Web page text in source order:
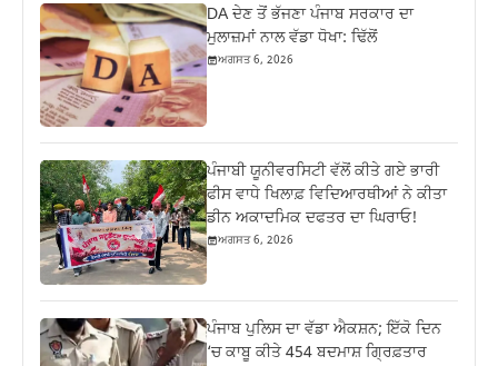
DA ਦੇਣ‌ ਤੋਂ ਭੱਜਣਾ ਪੰਜਾਬ ਸਰਕਾਰ ਦਾ
ਮੁਲਾਜ਼ਮਾਂ ਨਾਲ ਵੱਡਾ ਧੋਖਾ: ਢਿੱਲੋਂ
ਅਗਸਤ 6, 2026
ਪੰਜਾਬੀ ਯੂਨੀਵਰਸਿਟੀ ਵੱਲੋਂ ਕੀਤੇ ਗਏ ਭਾਰੀ
ਫੀਸ ਵਾਧੇ ਖਿਲਾਫ਼ ਵਿਦਿਆਰਥੀਆਂ ਨੇ ਕੀਤਾ
ਡੀਨ ਅਕਾਦਮਿਕ ਦਫਤਰ ਦਾ ਘਿਰਾਓ!
ਅਗਸਤ 6, 2026
ਪੰਜਾਬ ਪੁਲਿਸ ਦਾ ਵੱਡਾ ਐਕਸ਼ਨ; ਇੱਕੋ ਦਿਨ
‘ਚ ਕਾਬੂ ਕੀਤੇ 454 ਬਦਮਾਸ਼ ਗ੍ਰਿਫ਼ਤਾਰ